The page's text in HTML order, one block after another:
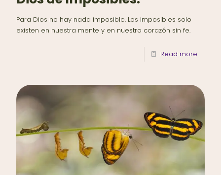
Para Dios no hay nada imposible. Los imposibles solo
existen en nuestra mente y en nuestro corazón sin fe.
Read more